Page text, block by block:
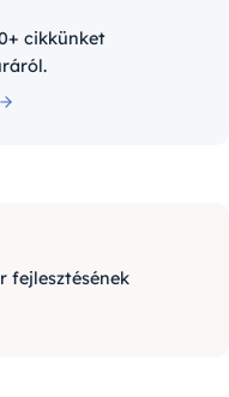
cikkünket
fejlesztésének